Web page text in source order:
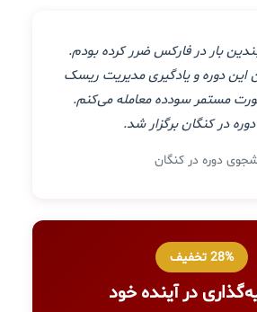
بار در فارکس ضرر کرده بودم.
این دوره و یادگیری مدیریت ریسک
مستمر سودده معامله می‌کنم.
در کنگان برگزار شد.
دوره در کنگان
28% تخفیف
در آینده خود